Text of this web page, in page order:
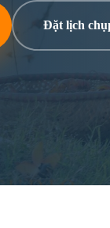
Đặt lịch